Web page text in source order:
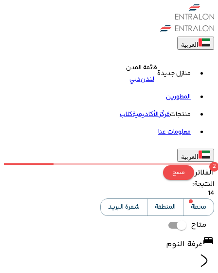
العربية
منازل جديدة
قائمة المدن
لندندبي
المطورين
منتجاتمَركَزالأكاديميةکلاب
معلومات عنا
العربية
الفلاتر
2
مسح
النتيجة:
14
محطة
المنطقة شفرة البريد
متاح
غرفة النوم